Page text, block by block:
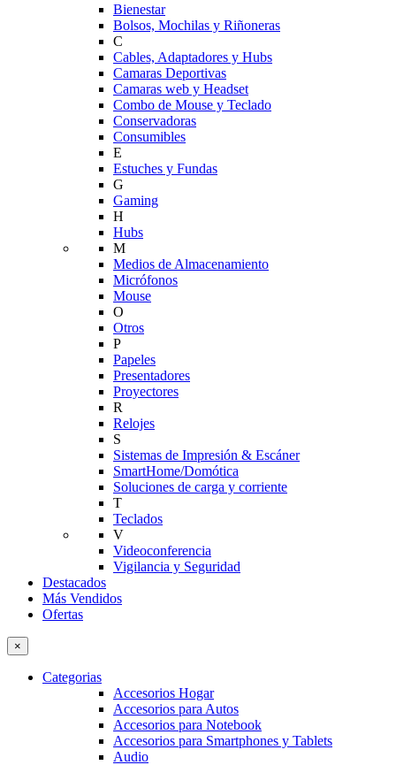
Bienestar
Bolsos, Mochilas y Riñoneras
C
Cables, Adaptadores y Hubs
Camaras Deportivas
Camaras web y Headset
Combo de Mouse y Teclado
Conservadoras
Consumibles
E
Estuches y Fundas
G
Gaming
H
Hubs
M
Medios de Almacenamiento
Micrófonos
Mouse
O
Otros
P
Papeles
Presentadores
Proyectores
R
Relojes
S
Sistemas de Impresión & Escáner
SmartHome/Domótica
Soluciones de carga y corriente
T
Teclados
V
Videoconferencia
Vigilancia y Seguridad
Destacados
Más Vendidos
Ofertas
×
Categorias
Accesorios Hogar
Accesorios para Autos
Accesorios para Notebook
Accesorios para Smartphones y Tablets
Audio